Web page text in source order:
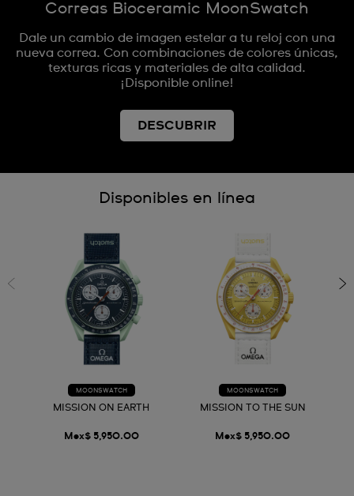
Correas Bioceramic MoonSwatch
Dale un cambio de imagen estelar a tu reloj con una
nueva correa. Con combinaciones de colores únicas,
texturas ricas y materiales de alta calidad.
¡Disponible online!
DESCUBRIR
Disponibles en línea
MOONSWATCH
MISSION ON EARTH
Mex$ 5,950.00
MOONSWATCH
MISSION TO THE SUN
Mex$ 5,950.00